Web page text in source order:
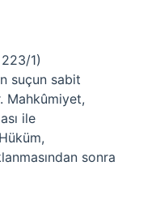
1)
suçun sabit
Mahkûmiyet,
ile
sonra